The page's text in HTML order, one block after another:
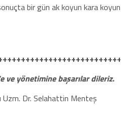
bir gün ak koyun kara koyun
ve yönetimine başarılar dileriz.
Uzm. Dr. Selahattin Menteş